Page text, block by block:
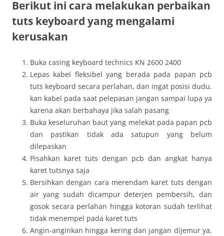
Berikut ini cara melakukan perbaikan
tuts keyboard yang mengalami
kerusakan
Buka casing keyboard technics KN 2600 2400
Lepas kabel fleksibel yang berada pada papan pcb
tuts keyboard secara perlahan, dan ingat posisi dudu.
kan kabel pada saat pelepasan jangan sampai lupa ya
karena akan berbahaya jika salah pasang
Buka keseluruhan baut yang melekat pada papan pcb
dan pastikan tidak ada satupun yang belum
dilepaskan
Pisahkan karet tuts dengan pcb dan angkat hanya
karet tutsnya saja
Bersihkan dengan cara merendam karet tuts dengan
air yang sudah dicampur deterjen pembersih, dan
gosok secara perlahan hingga kotoran sudah terlihat
tidak menempel pada karet tuts
Angin-anginkan hingga kering dan jangan dijemur ya,